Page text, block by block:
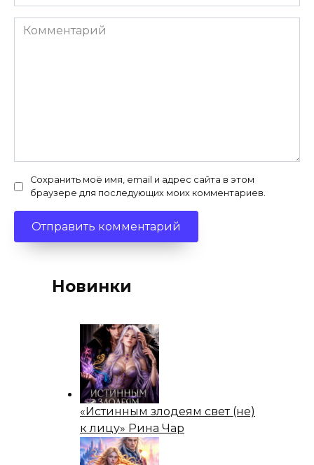
Комментарий
Сохранить моё имя, email и адрес сайта в этом
браузере для последующих моих комментариев.
Новинки
«Истинным злодеям свет (не)
к лицу» Рина Чар